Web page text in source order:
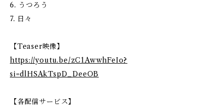
6. うつろう
7. 日々
【Teaser映像】
https://youtu.be/zC1AwwhFeIo?
si=dlHSAkTspD_DeeOB
【各配信サービス】